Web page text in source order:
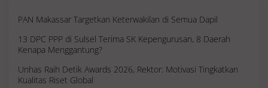
PAN Makassar Targetkan Keterwakilan di Semua Dapil
13 DPC PPP di Sulsel Terima SK Kepengurusan, 8 Daerah
Kenapa Menggantung?
Unhas Raih Detik Awards 2026, Rektor: Motivasi Tingkatkan
Kualitas Riset Global